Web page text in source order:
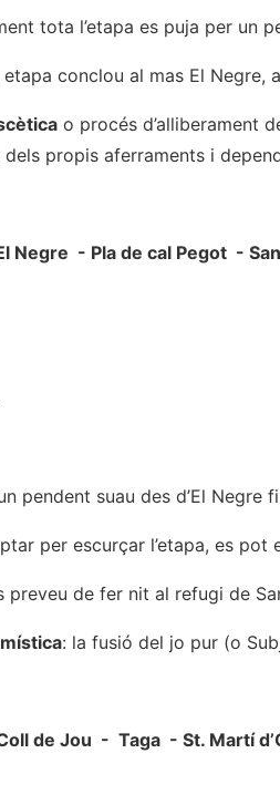
tota l’etapa es puja per un
conclou al mas El Negre,
o procés d’alliberament
propis aferraments i
Negre - Pla de cal Pegot -
pendent suau des d’El
per escurçar l’etapa, es
preveu de fer nit al refugi de
: la fusió del jo pur (o
de Jou - Taga - St. Martí